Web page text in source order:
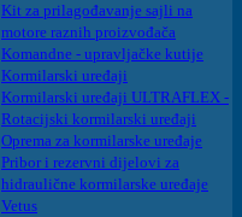
Kit za prilagođavanje sajli na
motore raznih proizvođača
Komandne - upravljačke kutije
Kormilarski uređaji
Kormilarski uređaji ULTRAFLEX -
Rotacijski kormilarski uređaji
Oprema za kormilarske uređaje
Pribor i rezervni dijelovi za
hidraulične kormilarske uređaje
Vetus